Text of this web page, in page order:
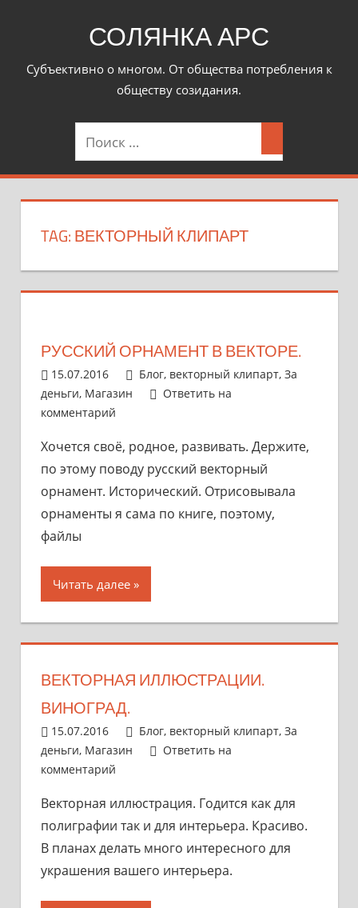
СОЛЯНКА АРС
Субъективно о многом. От общества потребления к
обществу созидания.
TAG: ВЕКТОРНЫЙ КЛИПАРТ
РУССКИЙ ОРНАМЕНТ В ВЕКТОРЕ.
15.07.2016 admin
Блог, векторный клипарт,За
деньги, Магазин
Ответить на
комментарий
Хочется своё, родное, развивать. Держите,
по этому поводу русский векторный
орнамент. Исторический. Отрисовывала
орнаменты я сама по книге, поэтому,
файлы
Читать далее
ВЕКТОРНАЯ ИЛЛЮСТРАЦИИ.
ВИНОГРАД.
15.07.2016 admin
Блог, векторный клипарт,За
деньги, Магазин
Ответить на
комментарий
Векторная иллюстрация. Годится как для
полиграфии так и для интерьера. Красиво.
В планах делать много интересного для
украшения вашего интерьера.